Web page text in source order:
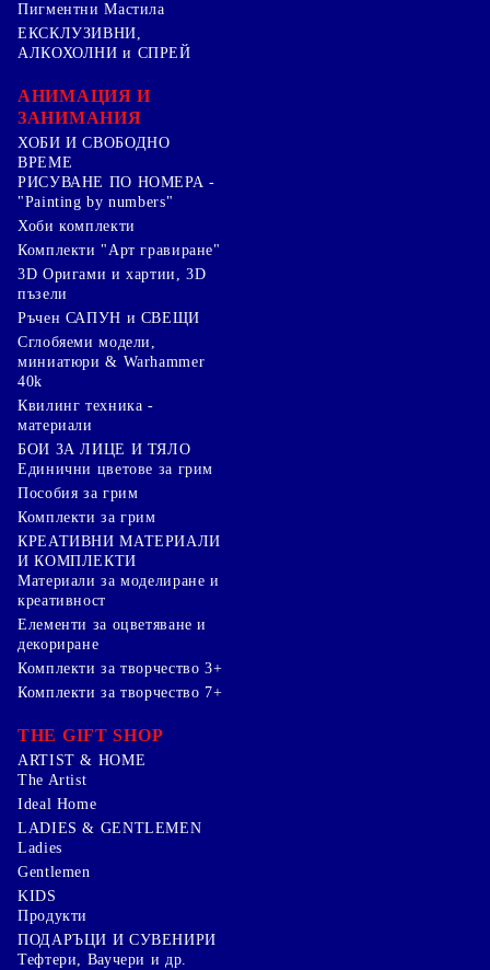
Пигментни Мастила
ЕКСКЛУЗИВНИ,
АЛКОХОЛНИ и СПРЕЙ
АНИМАЦИЯ И
ЗАНИМАНИЯ
ХОБИ И СВОБОДНО
ВРЕМЕ
РИСУВАНЕ ПО НОМЕРА -
"Painting by numbers"
Хоби комплекти
Комплекти "Арт гравиране"
3D Оригами и хартии, 3D
пъзели
Ръчен САПУН и СВЕЩИ
Сглобяеми модели,
миниатюри & Warhammer
40k
Квилинг техника -
материали
БОИ ЗА ЛИЦЕ И ТЯЛО
Единични цветове за грим
Пособия за грим
Комплекти за грим
КРЕАТИВНИ МАТЕРИАЛИ
И КОМПЛЕКТИ
Mатериали за моделиране и
креативност
Елементи за оцветяване и
декориране
Комплекти за творчество 3+
Комплекти за творчество 7+
THE GIFT SHOP
ARTIST & HOME
The Artist
Ideal Home
LADIES & GENTLEMEN
Ladies
Gentlemen
KIDS
Продукти
ПОДАРЪЦИ И СУВЕНИРИ
Тефтери, Ваучери и др.